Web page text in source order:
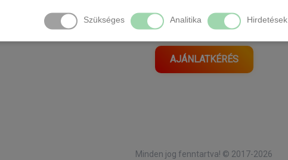
Szükséges Analitika Hirdetések
Önnek is ilyen autója van?
Kérjen tőlünk ajánlatot itt:
AJÁNLATKÉRÉS
Minden jog fenntartva! © 2017-2026